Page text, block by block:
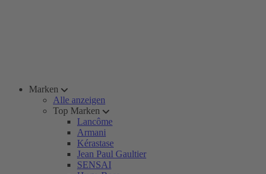
Marken
Alle anzeigen
Top Marken
Lancôme
Armani
Kérastase
Jean Paul Gaultier
SENSAI